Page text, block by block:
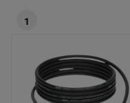
1